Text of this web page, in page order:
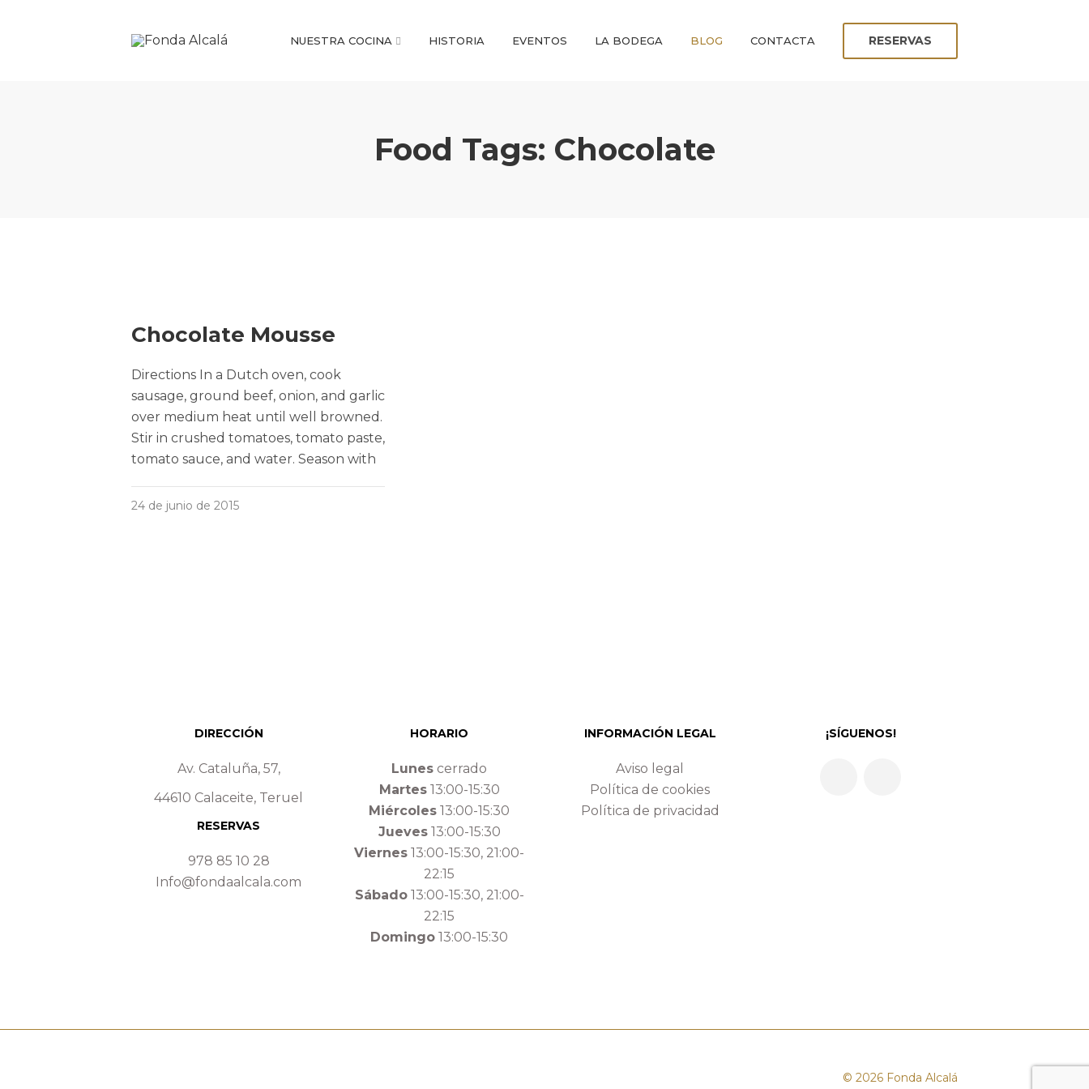
NUESTRA COCINA HISTORIA EVENTOS LA BODEGA BLOG CONTACTA RESERVAS
Food Tags: Chocolate
Chocolate Mousse
Directions In a Dutch oven, cook
sausage, ground beef, onion, and garlic
over medium heat until well browned.
Stir in crushed tomatoes, tomato paste,
tomato sauce, and water. Season with
24 de junio de 2015
DIRECCIÓN
Av. Cataluña, 57,
44610 Calaceite, Teruel
RESERVAS
978 85 10 28
Info@fondaalcala.com
HORARIO
Lunes cerrado
Martes13:00-15:30
Miércoles 13:00-15:30
Jueves13:00-15:30
Viernes 13:00-15:30, 21:00-
22:15
Sábado13:00-15:30, 21:00-
22:15
Domingo 13:00-15:30
INFORMACIÓN LEGAL
Aviso legal
Política de cookies
Política de privacidad
¡SÍGUENOS!
© 2026 Fonda Alcalá